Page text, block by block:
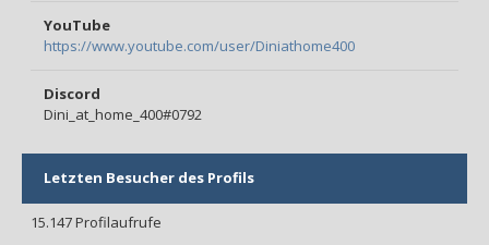
YouTube
https://www.youtube.com/user/Diniathome400
Discord
Dini_at_home_400#0792
Letzten Besucher des Profils
15.147 Profilaufrufe